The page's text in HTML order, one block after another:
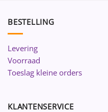
BESTELLING
Levering
Voorraad
Toeslag kleine orders
KLANTENSERVICE